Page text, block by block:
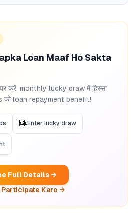
Loan Maaf Ho Sakta
करें, monthly lucky draw में हिस्सा
को loan repayment benefit!
🎰Enter lucky draw
Full Details →
Participate Karo →